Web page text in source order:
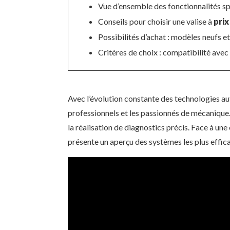
Vue d’ensemble des fonctionnalités
Conseils pour choisir une valise à
Possibilités d’achat : modèles neufs
Critères de choix : compatibilité avec
Avec l’évolution constante des technologies
professionnels et les passionnés de
la réalisation de diagnostics précis. Face à
présente un aperçu des systèmes les plus